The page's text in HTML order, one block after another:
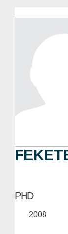
PHD
2008